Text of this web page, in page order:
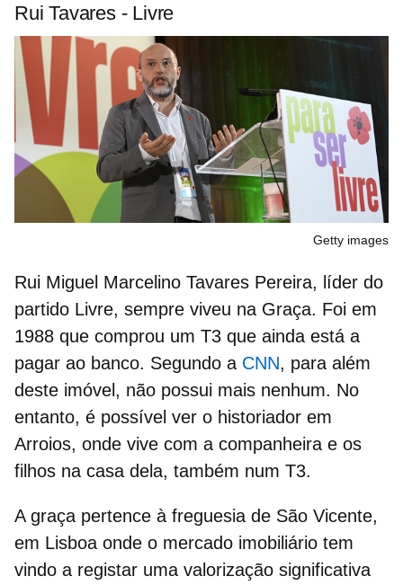
Rui Tavares - Livre
Getty images
Rui Miguel Marcelino Tavares Pereira, líder do
partido Livre, sempre viveu na Graça. Foi em
1988 que comprou um T3 que ainda está a
pagar ao banco. Segundo a CNN, para além
deste imóvel, não possui mais nenhum. No
entanto, é possível ver o historiador em
Arroios, onde vive com a companheira e os
filhos na casa dela, também num T3.
A graça pertence à freguesia de São Vicente,
em Lisboa onde o mercado imobiliário tem
vindo a registar uma valorização significativa